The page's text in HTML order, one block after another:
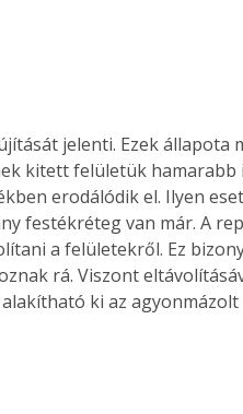
jelenti. Ezek állapota
kitett felületük hamarabb
erodálódik el. Ilyen
festékréteg van már. A
a felületekről. Ez
rá. Viszont
ki az agyonmázolt